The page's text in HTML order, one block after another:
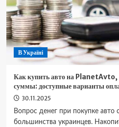
В Україні
Как купить авто на PlanetAvto,
суммы: доступные варианты
30.11.2025
Вопрос денег при покупке авто
большинства украинцев.